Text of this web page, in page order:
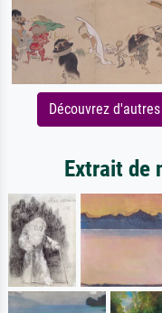
Découvrez
Extrait de